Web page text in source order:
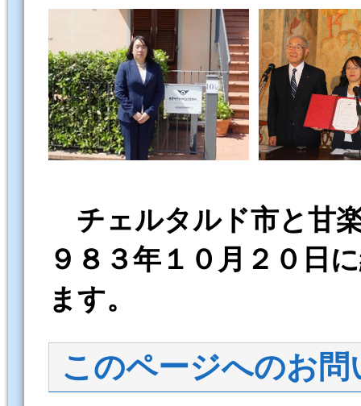
チェルタルド市と甘
９８３年１０月２０日
ます。
このページへのお問